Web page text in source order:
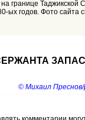
на границе
ых годов. Фото сайта
© Михаил